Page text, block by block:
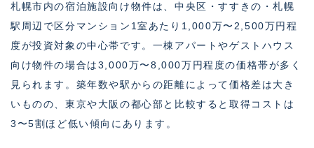
札幌市内の宿泊施設向け物件は、中央区・すすきの・札幌
駅周辺で区分マンション1室あたり1,000万〜2,500万円程
度が投資対象の中心帯です。一棟アパートやゲストハウス
向け物件の場合は3,000万〜8,000万円程度の価格帯が多く
見られます。築年数や駅からの距離によって価格差は大き
いものの、東京や大阪の都心部と比較すると取得コストは
3〜5割ほど低い傾向にあります。